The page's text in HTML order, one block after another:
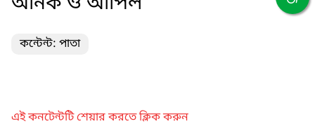
কন্টেন্ট: পাতা
এই কনটেন্টটি শেয়ার করতে ক্লিক করুন